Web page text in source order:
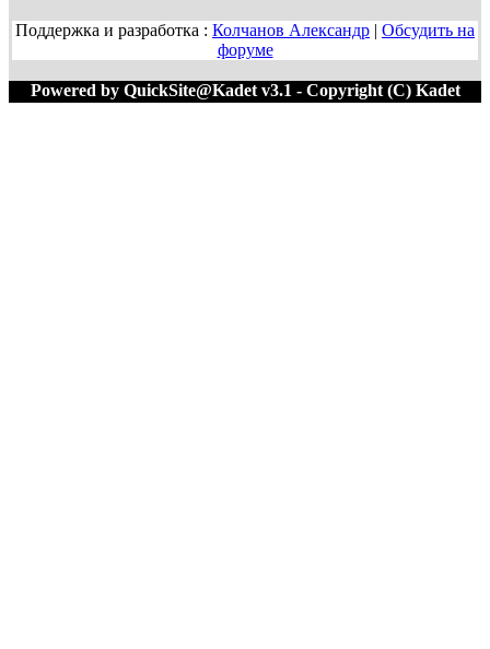
Поддержка и разработка : Колчанов Александр | Обсудить на
форуме
Powered by QuickSite@Kadet v3.1 - Copyright (C) Kadet